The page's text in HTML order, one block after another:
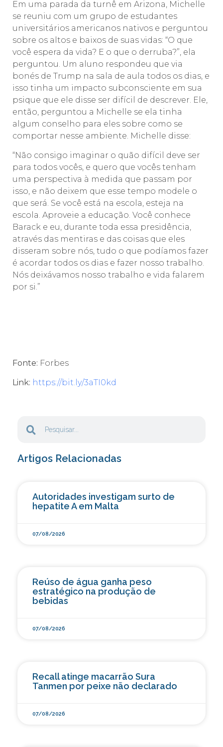
Em uma parada da turnê em Arizona, Michelle
se reuniu com um grupo de estudantes
universitários americanos nativos e perguntou
sobre os altos e baixos de suas vidas: “O que
você espera da vida? E o que o derruba?”, ela
perguntou. Um aluno respondeu que via
bonés de Trump na sala de aula todos os dias, e
isso tinha um impacto subconsciente em sua
psique que ele disse ser difícil de descrever. Ele,
então, perguntou a Michelle se ela tinha
algum conselho para eles sobre como se
comportar nesse ambiente. Michelle disse:
“Não consigo imaginar o quão difícil deve ser
para todos vocês, e quero que vocês tenham
uma perspectiva à medida que passam por
isso, e não deixem que esse tempo modele o
que será. Se você está na escola, esteja na
escola. Aproveie a educação. Você conhece
Barack e eu, durante toda essa presidência,
através das mentiras e das coisas que eles
disseram sobre nós, tudo o que podíamos fazer
é acordar todos os dias e fazer nosso trabalho.
Nós deixávamos nosso trabalho e vida falarem
por si.”
Fonte: Forbes
Link: https://bit.ly/3aTI0kd
Artigos Relacionadas
Autoridades investigam surto de
hepatite A em Malta
07/08/2026
Reúso de água ganha peso
estratégico na produção de
bebidas
07/08/2026
Recall atinge macarrão Sura
Tanmen por peixe não declarado
07/08/2026